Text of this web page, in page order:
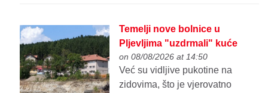
Temelji nove bolnice u
Pljevljima "uzdrmali" kuće
on 08/08/2026 at 14:50
Već su vidljive pukotine na
zidovima, što je vjerovatno